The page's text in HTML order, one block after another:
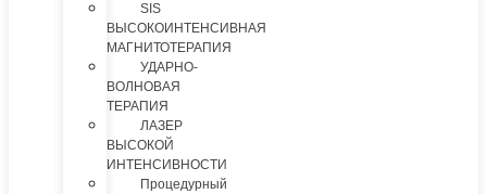
SIS
ВЫСОКОИНТЕНСИВНАЯ
МАГНИТОТЕРАПИЯ
УДАРНО-
ВОЛНОВАЯ
ТЕРАПИЯ
ЛАЗЕР
ВЫСОКОЙ
ИНТЕНСИВНОСТИ
Процедурный